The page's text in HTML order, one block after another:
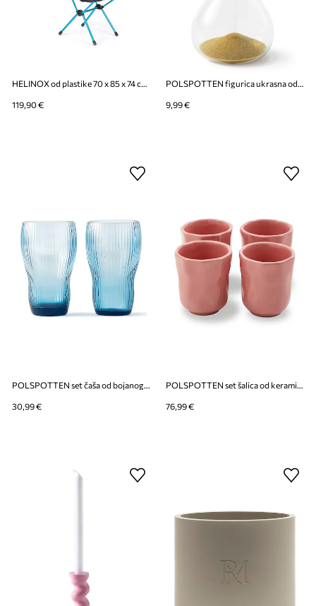
119,90 € 9,99 €
POLSPOTTEN set čaša od bojanog stakla
30,99 €
POLSPOTTEN set šalica od keramike
76,99 €